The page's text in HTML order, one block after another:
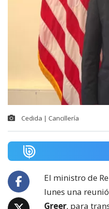
Cedida | Cancillería
El ministro de
lunes una
Greer, para